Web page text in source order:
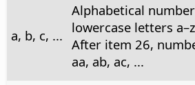
a, b, c, ...
Alphabetical
lowercase letters a–z
After item 26,
aa, ab, ac, ...